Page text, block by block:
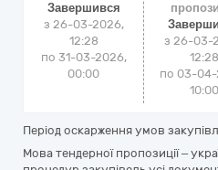
Завершився
з 26-03-2026,
12:28
по 31-03-2026,
00:00
з 26-03-
12:28
по 03-
10:00
Період оскарження умов
Мова тендерної пропозиції –